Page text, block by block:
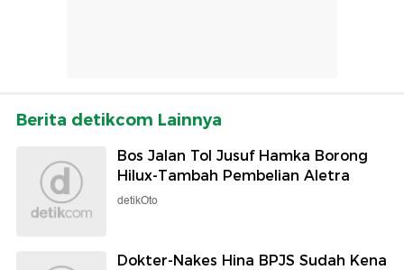
Berita detikcom Lainnya
Bos Jalan Tol Jusuf Hamka Borong
Hilux-Tambah Pembelian Aletra
detikOto
Dokter-Nakes Hina BPJS Sudah Kena